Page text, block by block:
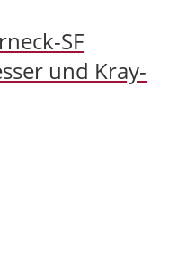
SF
und Kray-